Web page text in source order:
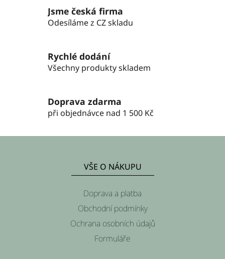
c
í
p
y
p
i
u
n
í
Jsme česká firma
Odesíláme z CZ skladu
Rychlé dodání
Všechny produkty skladem
Doprava zdarma
při objednávce nad 1 500 Kč
VŠE O NÁKUPU
Doprava a platba
Obchodní podmínky
Ochrana osobních údajů
Formuláře